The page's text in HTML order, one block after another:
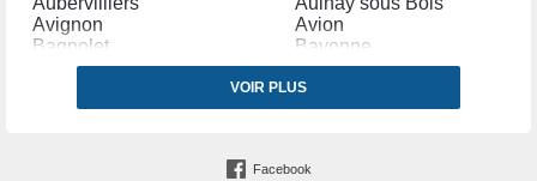
Avignon
Avion
Bagnolet
Bayonne
Bègles
Belfort
Béthune
Béziers
Blagnac
Bourges
VOIR PLUS
Facebook